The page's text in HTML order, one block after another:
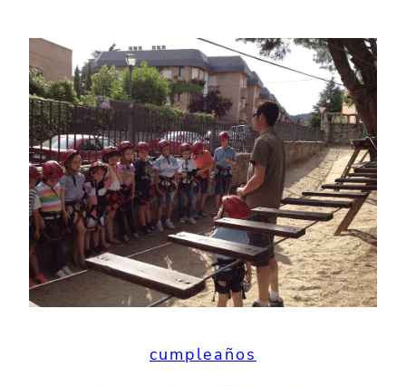
cumpleaños